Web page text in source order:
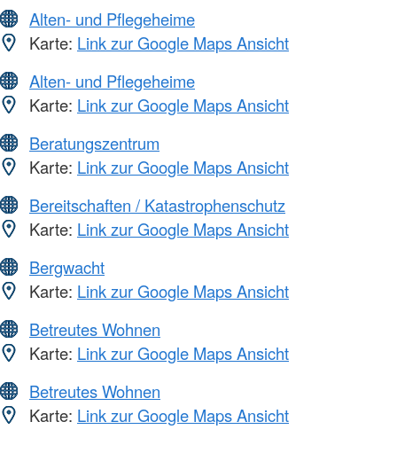
Alten- und Pflegeheime
Karte: Link zur Google Maps Ansicht
Alten- und Pflegeheime
Karte: Link zur Google Maps Ansicht
Beratungszentrum
Karte: Link zur Google Maps Ansicht
Bereitschaften / Katastrophenschutz
Karte: Link zur Google Maps Ansicht
Bergwacht
Karte: Link zur Google Maps Ansicht
Betreutes Wohnen
Karte: Link zur Google Maps Ansicht
Betreutes Wohnen
Karte: Link zur Google Maps Ansicht